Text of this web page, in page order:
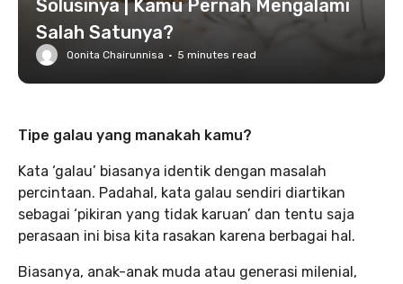
Solusinya | Kamu Pernah Mengalami
Salah Satunya?
Qonita Chairunnisa · 5 minutes read
Tipe galau yang manakah kamu?
Kata ‘galau’ biasanya identik dengan masalah
percintaan. Padahal, kata galau sendiri diartikan
sebagai ‘pikiran yang tidak karuan’ dan tentu saja
perasaan ini bisa kita rasakan karena berbagai hal.
Biasanya, anak-anak muda atau generasi milenial,